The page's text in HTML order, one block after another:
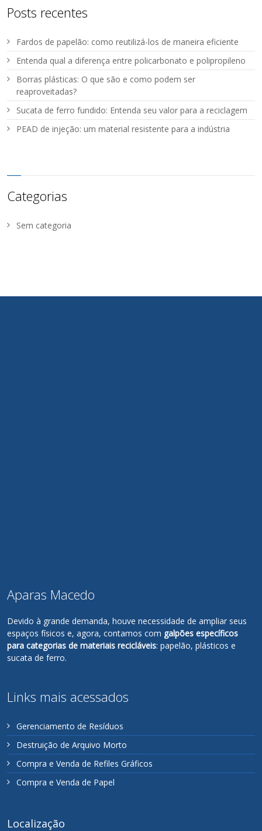
Posts recentes
Fardos de papelão: como reutilizá-los de maneira eficiente
Entenda qual a diferença entre policarbonato e polipropileno
Borras plásticas: O que são e como podem ser
reaproveitadas?
Sucata de ferro fundido: Entenda seu valor para a reciclagem
PEAD de injeção: um material resistente para a indústria
Categorias
Sem categoria
Aparas Macedo
Devido à grande demanda, houve necessidade de ampliar seus
espaços físicos e, agora, contamos com galpões específicos
para categorias de materiais recicláveis: papelão, plásticos e
sucata de ferro.
Links mais acessados
Gerenciamento de Resíduos
Destruição de Arquivo Morto
Compra e Venda de Refiles Gráficos
Compra e Venda de Papel
Localização